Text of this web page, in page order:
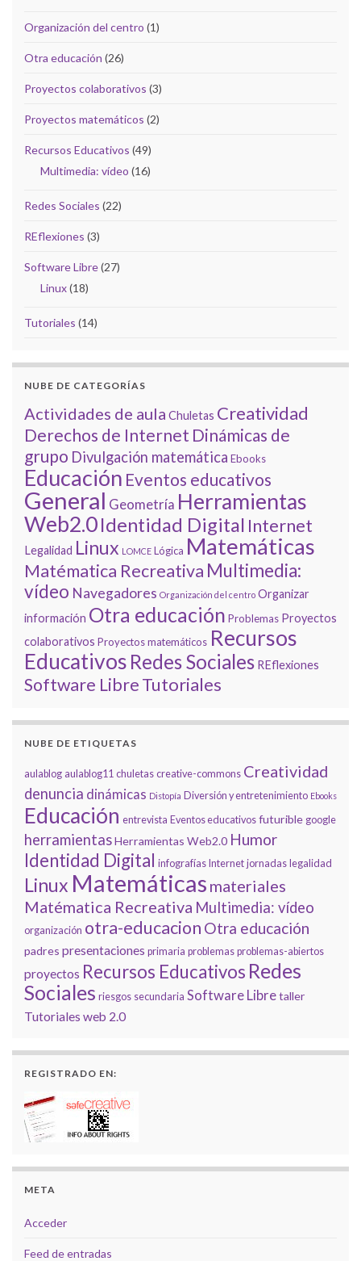
Organización del centro (1)
Otra educación (26)
Proyectos colaborativos (3)
Proyectos matemáticos (2)
Recursos Educativos (49)
Multimedia: vídeo (16)
Redes Sociales (22)
REflexiones (3)
Software Libre(27)
Linux(18)
Tutoriales (14)
NUBE DE CATEGORÍAS
Actividades de aula Chuletas Creatividad
Derechos de Internet Dinámicas de
grupo Divulgación matemática Ebooks
Educación Eventos educativos
General Geometría Herramientas
Web2.0Identidad Digital Internet
Legalidad Linux LOMCE Lógica Matemáticas
Matématica Recreativa Multimedia:
vídeo Navegadores Organización del centro Organizar
información Otra educación Problemas Proyectos
colaborativos Proyectos matemáticos Recursos
Educativos Redes Sociales REflexiones
Software LibreTutoriales
NUBE DE ETIQUETAS
aulablog aulablog11 chuletas creative-commons Creatividad
denuncia dinámicas Distopía Diversión y entretenimiento Ebooks
Educación entrevista Eventos educativos futurible google
herramientasHerramientas Web2.0 Humor
Identidad Digital infografías Internet jornadas legalidad
Linux Matemáticas materiales
Matématica Recreativa Multimedia: vídeo
organización otra-educacion Otra educación
padres presentaciones primaria problemas problemas-abiertos
proyectos Recursos Educativos Redes
Sociales riesgos secundaria Software Libretaller
Tutoriales web 2.0
REGISTRADO EN:
META
Acceder
Feed de entradas